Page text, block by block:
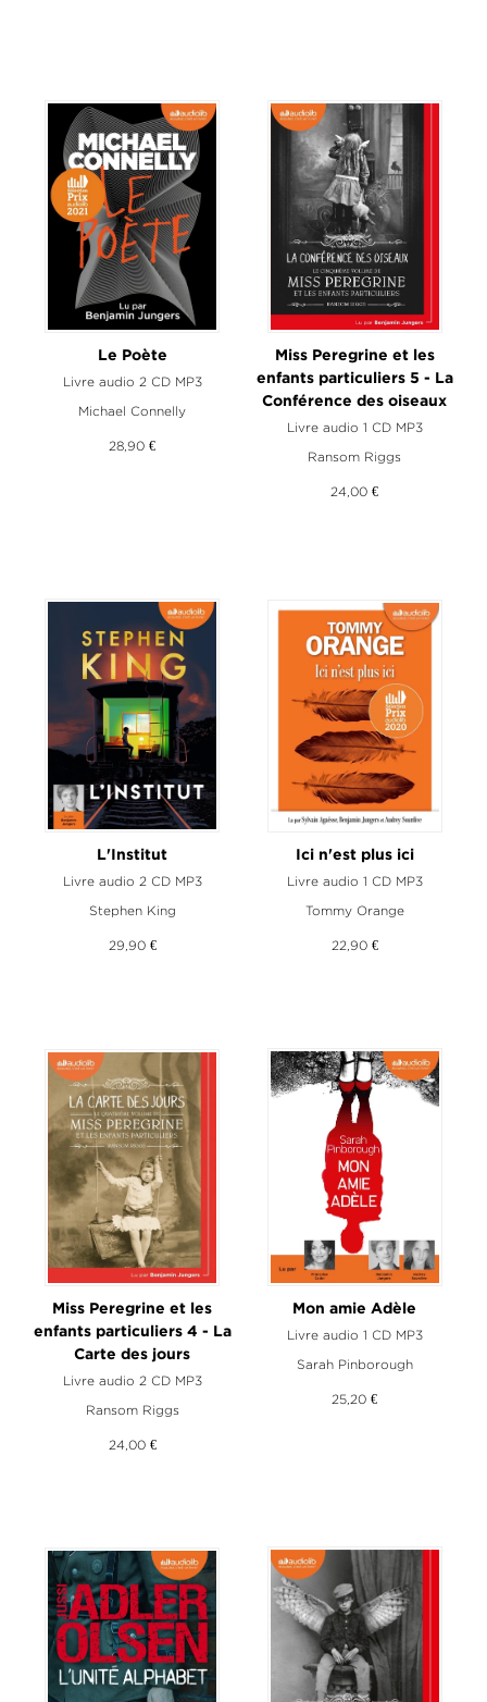
Le Poète
Livre audio 2 CD MP3
Michael Connelly
28,90 €
Miss Peregrine et les
enfants particuliers 5 - La
Conférence des oiseaux
Livre audio 1 CD MP3
Ransom Riggs
24,00 €
L'Institut
Livre audio 2 CD MP3
Stephen King
29,90 €
Ici n'est plus ici
Livre audio 1 CD MP3
Tommy Orange
22,90 €
Miss Peregrine et les
enfants particuliers 4 - La
Carte des jours
Livre audio 2 CD MP3
Ransom Riggs
24,00 €
Mon amie Adèle
Livre audio 1 CD MP3
Sarah Pinborough
25,20 €